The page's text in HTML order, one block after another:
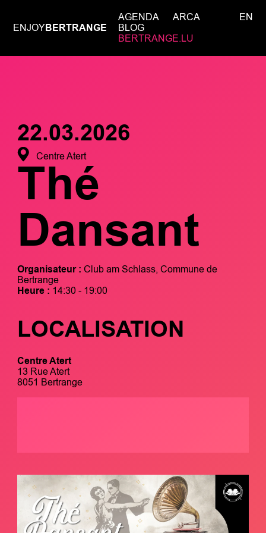
ENJOYBERTRANGE
AGENDA
ARCA
BLOG
BERTRANGE.LU
EN
22.03.2026
Centre Atert
Thé
Dansant
Organisateur : Club am Schlass, Commune de
Bertrange
Heure : 14:30 - 19:00
LOCALISATION
Centre Atert
13 Rue Atert
8051 Bertrange